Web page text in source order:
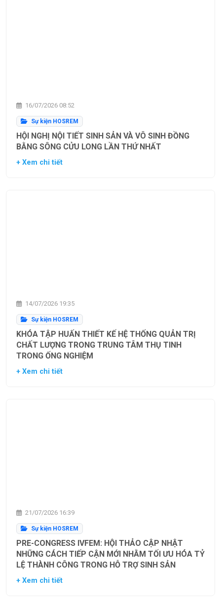
16/07/2026 08:52
Sự kiện HOSREM
HỘI NGHỊ NỘI TIẾT SINH SẢN VÀ VÔ SINH ĐỒNG
BẰNG SÔNG CỬU LONG LẦN THỨ NHẤT
+ Xem chi tiết
14/07/2026 19:35
Sự kiện HOSREM
KHÓA TẬP HUẤN THIẾT KẾ HỆ THỐNG QUẢN TRỊ
CHẤT LƯỢNG TRONG TRUNG TÂM THỤ TINH
TRONG ỐNG NGHIỆM
+ Xem chi tiết
21/07/2026 16:39
Sự kiện HOSREM
PRE-CONGRESS IVFEM: HỘI THẢO CẬP NHẬT
NHỮNG CÁCH TIẾP CẬN MỚI NHẰM TỐI ƯU HÓA TỶ
LỆ THÀNH CÔNG TRONG HỖ TRỢ SINH SẢN
+ Xem chi tiết